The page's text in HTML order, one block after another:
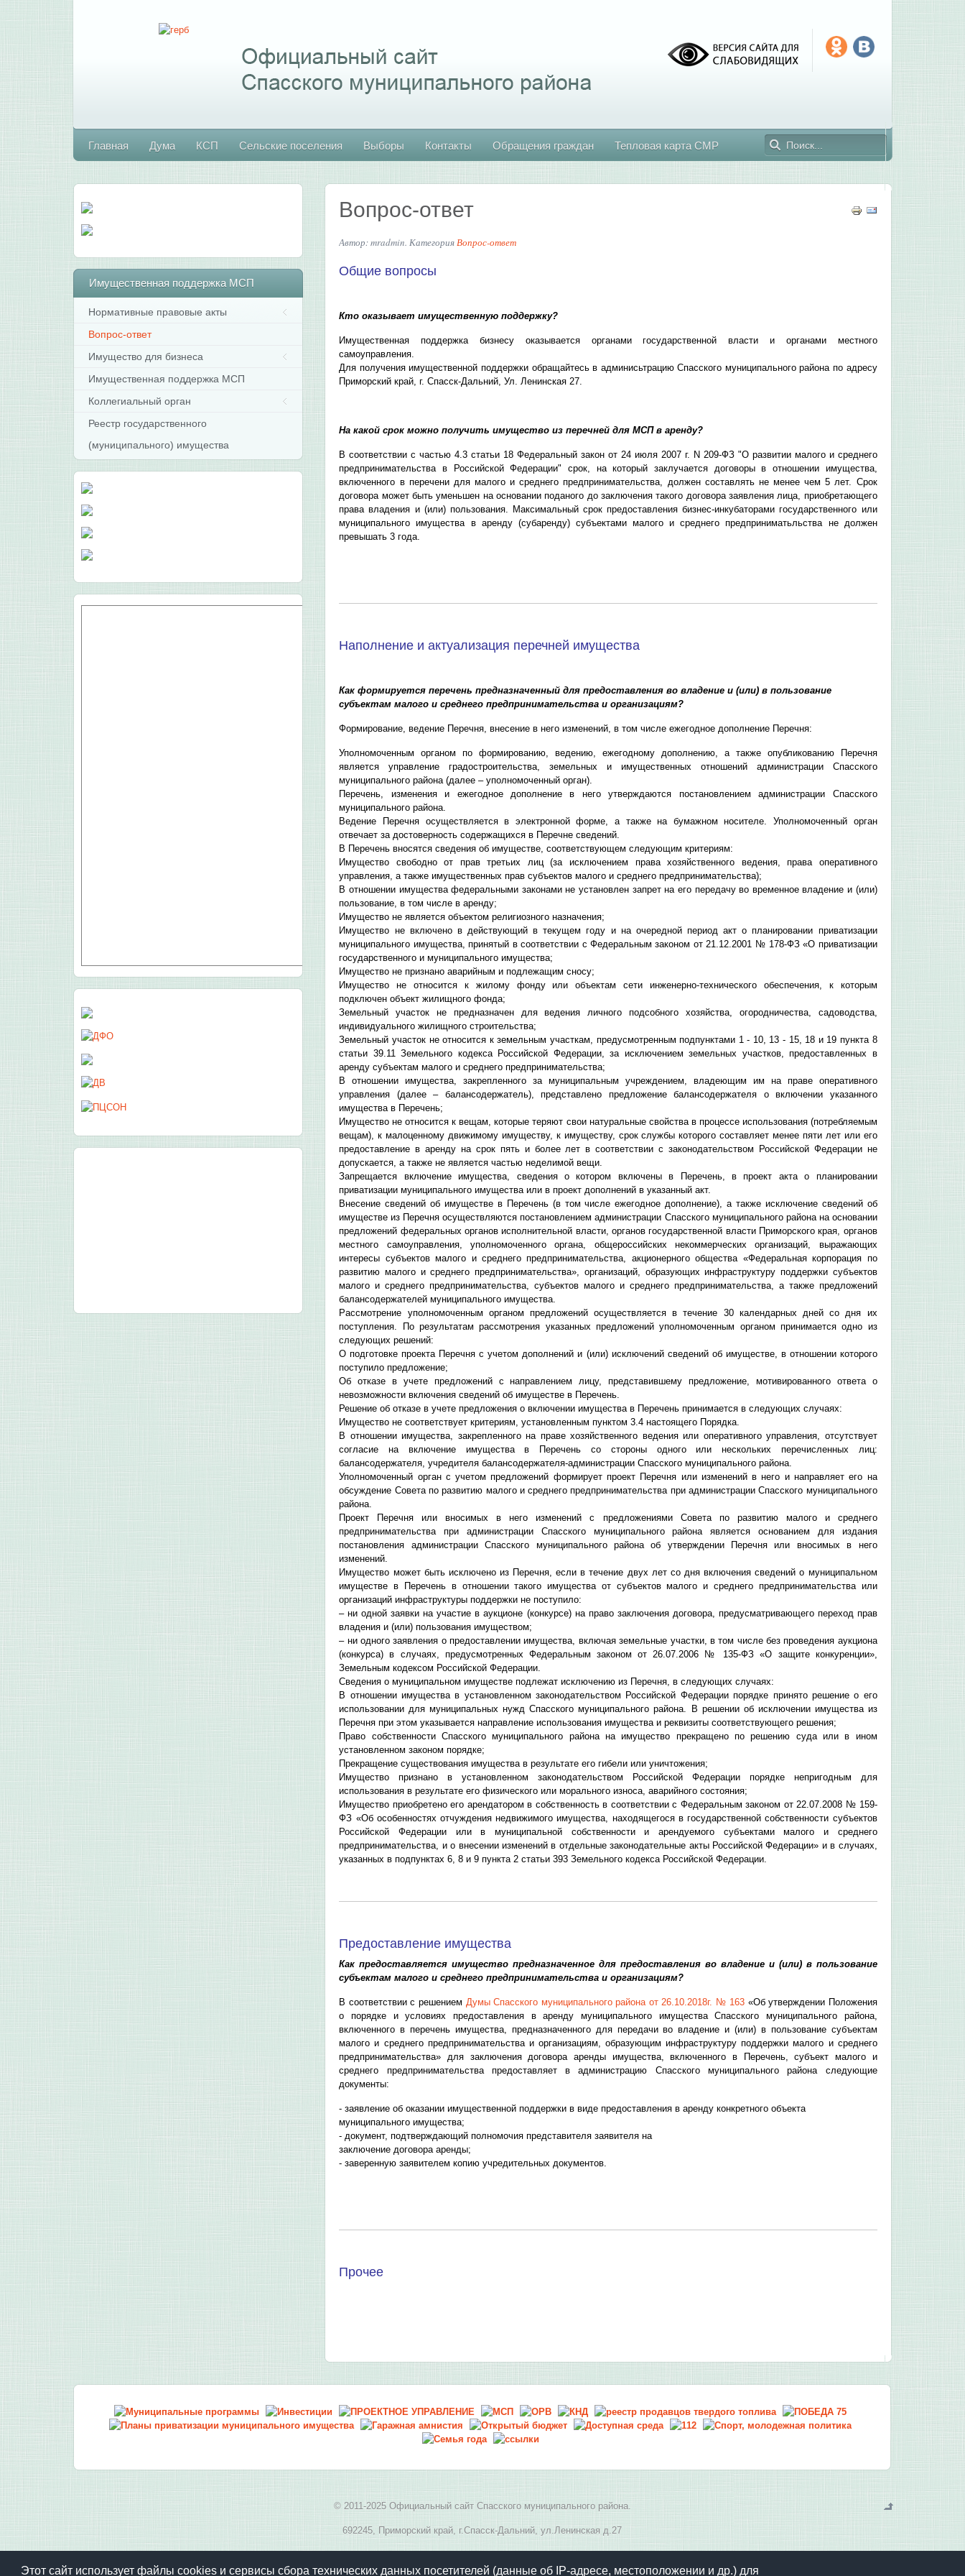
Этот сайт использует файлы cookies и сервисы сбора технических данных посетителей (данные об IP-адресе, местоположении и др.) для
Главная Дума КСП Сельские поселения Выборы Контакты Обращения граждан Тепловая карта СМР
Вопрос-ответ
Автор: mradmin. КатегорияВопрос-ответ
Общие вопросы
Кто оказывает имущественную поддержку?
Имущественная поддержка бизнесу оказывается органами государственной власти и органами местного
самоуправления.
Для получения имущественной поддержки обращайтесь в админисьтрацию Спасского муниципального района по адресу
Приморский край, г. Спасск-Дальний, Ул. Ленинская 27.
На какой срок можно получить имущество из перечней для МСП в аренду?
В соответствии с частью 4.3 статьи 18Федеральный закон от 24 июля 2007 г. N 209-ФЗ "О развитии малого и среднего
предпринимательства в Российской Федерации" срок, на который заклучается договоры в отношении имущества,
включенного в перечени для малого и среднего предпринимательства, должен составлять не менее чем 5 лет. Срок
договора может быть уменьшен на основании поданого до заключения такого договора заявления лица, приобретающего
права владения и (или) пользования. Максимальный срок предоставления бизнес-инкубаторами государственного или
муниципального имущества в аренду (субаренду) субъектами малого и среднего предприниматьльства не должен
превышать 3 года.
Наполнение и актуализация перечней имущества
Как формируется перечень предназначенный для предоставления во владение и (или) в пользование
субъектам малого и среднего предпринимательства и организациям?
Формирование, ведение Перечня, внесение в него изменений, в том числе ежегодное дополнение Перечня:
Уполномоченным органом по формированию, ведению, ежегодному дополнению, а также опубликованию Перечня
является управление градостроительства, земельных и имущественных отношений администрации Спасского
муниципального района (далее – уполномоченный орган).
Перечень, изменения и ежегодное дополнение в него утверждаются постановлением администрации Спасского
муниципального района.
Ведение Перечня осуществляется в электронной форме, а также на бумажном носителе. Уполномоченный орган
отвечает за достоверность содержащихся в Перечне сведений.
В Перечень вносятся сведения об имуществе, соответствующем следующим критериям:
Имущество свободно от прав третьих лиц (за исключением права хозяйственного ведения, права оперативного
управления, а также имущественных прав субъектов малого и среднего предпринимательства);
В отношении имущества федеральными законами не установлен запрет на его передачу во временное владение и (или)
пользование, в том числе в аренду;
Имущество не является объектом религиозного назначения;
Имущество не включено в действующий в текущем году и на очередной период акт о планировании приватизации
муниципального имущества, принятый в соответствии с Федеральным законом от 21.12.2001 № 178-ФЗ «О приватизации
государственного и муниципального имущества;
Имущество не признано аварийным и подлежащим сносу;
Имущество не относится к жилому фонду или объектам сети инженерно-технического обеспечения, к которым
подключен объект жилищного фонда;
Земельный участок не предназначен для ведения личного подсобного хозяйства, огородничества, садоводства,
индивидуального жилищного строительства;
Земельный участок не относится к земельным участкам, предусмотренным подпунктами 1 - 10, 13 - 15, 18 и 19 пункта 8
статьи 39.11 Земельного кодекса Российской Федерации, за исключением земельных участков, предоставленных в
аренду субъектам малого и среднего предпринимательства;
В отношении имущества, закрепленного за муниципальным учреждением, владеющим им на праве оперативного
управления (далее – балансодержатель), представлено предложение балансодержателя о включении указанного
имущества в Перечень;
Имущество не относится к вещам, которые теряют свои натуральные свойства в процессе использования (потребляемым
вещам), к малоценному движимому имуществу, к имуществу, срок службы которого составляет менее пяти лет или его
предоставление в аренду на срок пять и более лет в соответствии с законодательством Российской Федерации не
допускается, а также не является частью неделимой вещи.
Запрещается включение имущества, сведения о котором включены в Перечень, в проект акта о планировании
приватизации муниципального имущества или в проект дополнений в указанный акт.
Внесение сведений об имуществе в Перечень (в том числе ежегодное дополнение), а также исключение сведений об
имуществе из Перечня осуществляются постановлением администрации Спасского муниципального района на основании
предложений федеральных органов исполнительной власти, органов государственной власти Приморского края, органов
местного самоуправления, уполномоченного органа, общероссийских некоммерческих организаций, выражающих
интересы субъектов малого и среднего предпринимательства, акционерного общества «Федеральная корпорация по
развитию малого и среднего предпринимательства», организаций, образующих инфраструктуру поддержки субъектов
малого и среднего предпринимательства, субъектов малого и среднего предпринимательства, а также предложений
балансодержателей муниципального имущества.
Рассмотрение уполномоченным органом предложений осуществляется в течение 30 календарных дней со дня их
поступления. По результатам рассмотрения указанных предложений уполномоченным органом принимается одно из
следующих решений:
О подготовке проекта Перечня с учетом дополнений и (или) исключений сведений об имуществе, в отношении которого
поступило предложение;
Об отказе в учете предложений с направлением лицу, представившему предложение, мотивированного ответа о
невозможности включения сведений об имуществе в Перечень.
Решение об отказе в учете предложения о включении имущества в Перечень принимается в следующих случаях:
Имущество не соответствует критериям, установленным пунктом 3.4 настоящего Порядка.
В отношении имущества, закрепленного на праве хозяйственного ведения или оперативного управления, отсутствует
согласие на включение имущества в Перечень со стороны одного или нескольких перечисленных лиц:
балансодержателя, учредителя балансодержателя-администрации Спасского муниципального района.
Уполномоченный орган с учетом предложений формирует проект Перечня или изменений в него и направляет его на
обсуждение Совета по развитию малого и среднего предпринимательства при администрации Спасского муниципального
района.
Проект Перечня или вносимых в него изменений с предложениями Совета по развитию малого и среднего
предпринимательства при администрации Спасского муниципального района является основанием для издания
постановления администрации Спасского муниципального района об утверждении Перечня или вносимых в него
изменений.
Имущество может быть исключено из Перечня, если в течение двух лет со дня включения сведений о муниципальном
имуществе в Перечень в отношении такого имущества от субъектов малого и среднего предпринимательства или
организаций инфраструктуры поддержки не поступило:
– ни одной заявки на участие в аукционе (конкурсе) на право заключения договора, предусматривающего переход прав
владения и (или) пользования имуществом;
– ни одного заявления о предоставлении имущества, включая земельные участки, в том числе без проведения аукциона
(конкурса) в случаях, предусмотренных Федеральным законом от 26.07.2006 № 135-ФЗ «О защите конкуренции»,
Земельным кодексом Российской Федерации.
Сведения о муниципальном имуществе подлежат исключению из Перечня, в следующих случаях:
В отношении имущества в установленном законодательством Российской Федерации порядке принято решение о его
использовании для муниципальных нужд Спасского муниципального района. В решении об исключении имущества из
Перечня при этом указывается направление использования имущества и реквизиты соответствующего решения;
Право собственности Спасского муниципального района на имущество прекращено по решению суда или в ином
установленном законом порядке;
Прекращение существования имущества в результате его гибели или уничтожения;
Имущество признано в установленном законодательством Российской Федерации порядке непригодным для
использования в результате его физического или морального износа, аварийного состояния;
Имущество приобретено его арендатором в собственность в соответствии с Федеральным законом от 22.07.2008 № 159-
ФЗ «Об особенностях отчуждения недвижимого имущества, находящегося в государственной собственности субъектов
Российской Федерации или в муниципальной собственности и арендуемого субъектами малого и среднего
предпринимательства, и о внесении изменений в отдельные законодательные акты Российской Федерации» и в случаях,
указанных в подпунктах 6, 8 и 9 пункта 2 статьи 393 Земельного кодекса Российской Федерации.
Предоставление имущества
Как предоставляется имущество предназначенное для предоставления во владение и (или) в пользование
субъектам малого и среднего предпринимательства и организациям?
В соответствии с решением Думы Спасского муниципального района от 26.10.2018г. № 163 «Об утверждении Положения
о порядке и условиях предоставления в аренду муниципального имущества Спасского муниципального района,
включенного в перечень имущества, предназначенного для передачи во владение и (или) в пользование субъектам
малого и среднего предпринимательства и организациям, образующим инфраструктуру поддержки малого и среднего
предпринимательства» для заключения договора аренды имущества, включенного в Перечень, субъект малого и
среднего предпринимательства предоставляет в администрацию Спасского муниципального района следующие
документы:
- заявление об оказании имущественной поддержки в виде предоставления в аренду конкретного объекта
муниципального имущества;
- документ, подтверждающий полномочия представителя заявителя на
заключение договора аренды;
- заверенную заявителем копию учредительных документов.
Прочее
Имущественная поддержка МСП
Нормативные правовые акты
Вопрос-ответ
Имущество для бизнеса
Имущественная поддержка МСП
Коллегиальный орган
Реестр государственного
(муниципального) имущества
© 2011-2025 Официальный сайт Спасского муниципального района.
692245, Приморский край, г.Спасск-Дальний, ул.Ленинская д.27